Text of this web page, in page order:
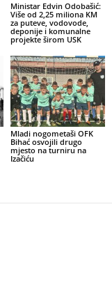
Ministar Edvin Odobašić:
Više od 2,25 miliona KM
za puteve, vodovode,
deponije i komunalne
projekte širom USK
Mladi nogometaši OFK
Bihać osvojili drugo
mjesto na turniru na
Izačiću